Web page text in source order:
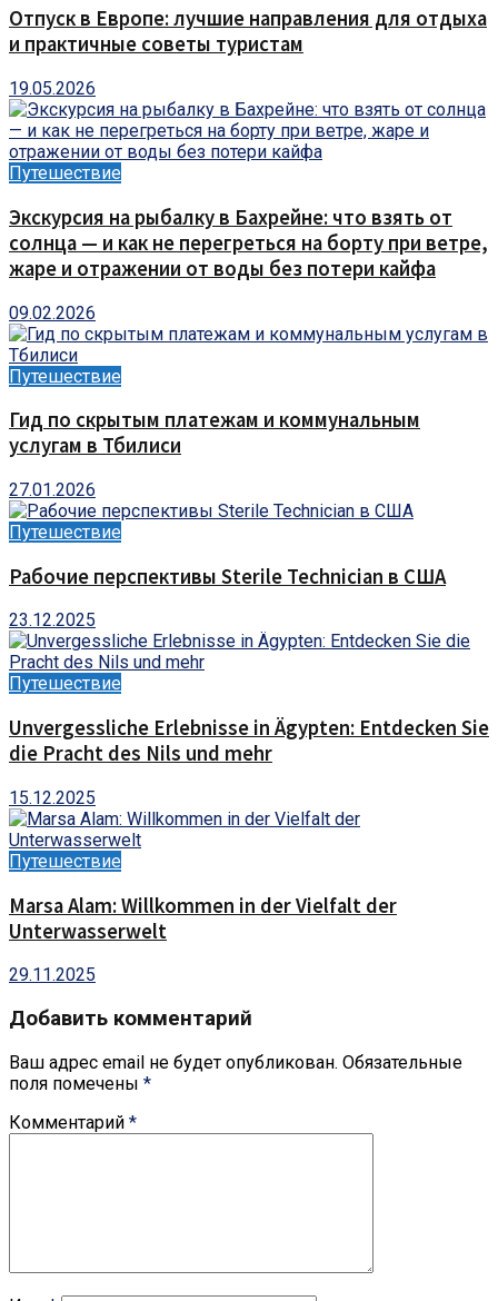
Отпуск в Европе: лучшие направления для отдыха
и практичные советы туристам
19.05.2026
Путешествие
Экскурсия на рыбалку в Бахрейне: что взять от
солнца — и как не перегреться на борту при ветре,
жаре и отражении от воды без потери кайфа
09.02.2026
Путешествие
Гид по скрытым платежам и коммунальным
услугам в Тбилиси
27.01.2026
Путешествие
Рабочие перспективы Sterile Technician в США
23.12.2025
Путешествие
Unvergessliche Erlebnisse in Ägypten: Entdecken Sie
die Pracht des Nils und mehr
15.12.2025
Путешествие
Marsa Alam: Willkommen in der Vielfalt der
Unterwasserwelt
29.11.2025
Добавить комментарий
Ваш адрес email не будет опубликован. Обязательные
поля помечены *
Комментарий *